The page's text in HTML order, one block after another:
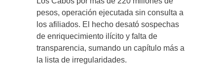
pesos, operación ejecutada sin consulta a
los afiliados. El hecho desató sospechas
de enriquecimiento ilícito y falta de
transparencia, sumando un capítulo más a
la lista de irregularidades.